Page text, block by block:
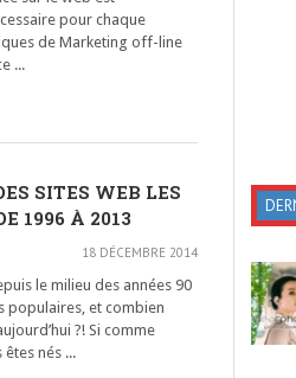
pour chaque
de Marketing off-line
...
SITES WEB LES
1996 À 2013
18 DÉCEMBRE 2014
le milieu des années 90
populaires, et combien
?! Si comme
êtes nés ...